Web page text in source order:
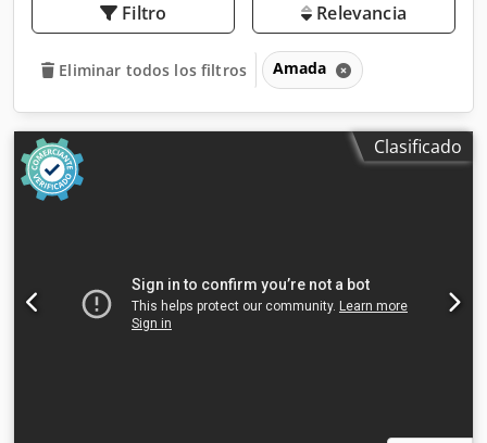
Filtro Relevancia
Eliminar todos los filtros Amada
Clasificado